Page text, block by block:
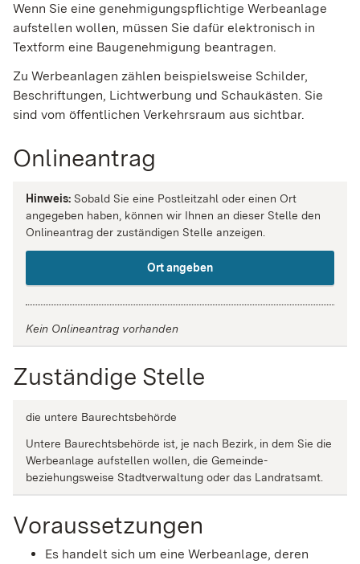
Wenn Sie eine genehmigungspflichtige Werbeanlage
aufstellen wollen, müssen Sie dafür elektronisch in
Textform eine Baugenehmigung beantragen.
Zu Werbeanlagen zählen beispielsweise Schilder,
Beschriftungen, Lichtwerbung und Schaukästen. Sie
sind vom öffentlichen Verkehrsraum aus sichtbar.
Onlineantrag
Hinweis: Sobald Sie eine Postleitzahl oder einen Ort
angegeben haben, können wir Ihnen an dieser Stelle den
Onlineantrag der zuständigen Stelle anzeigen.
Ort angeben
Kein Onlineantrag vorhanden
Zuständige Stelle
die untere Baurechtsbehörde
Untere Baurechtsbehörde ist, je nach Bezirk, in dem Sie die
Werbeanlage aufstellen wollen, die Gemeinde-
beziehungsweise Stadtverwaltung oder das Landratsamt.
Voraussetzungen
Es handelt sich um eine Werbeanlage, deren